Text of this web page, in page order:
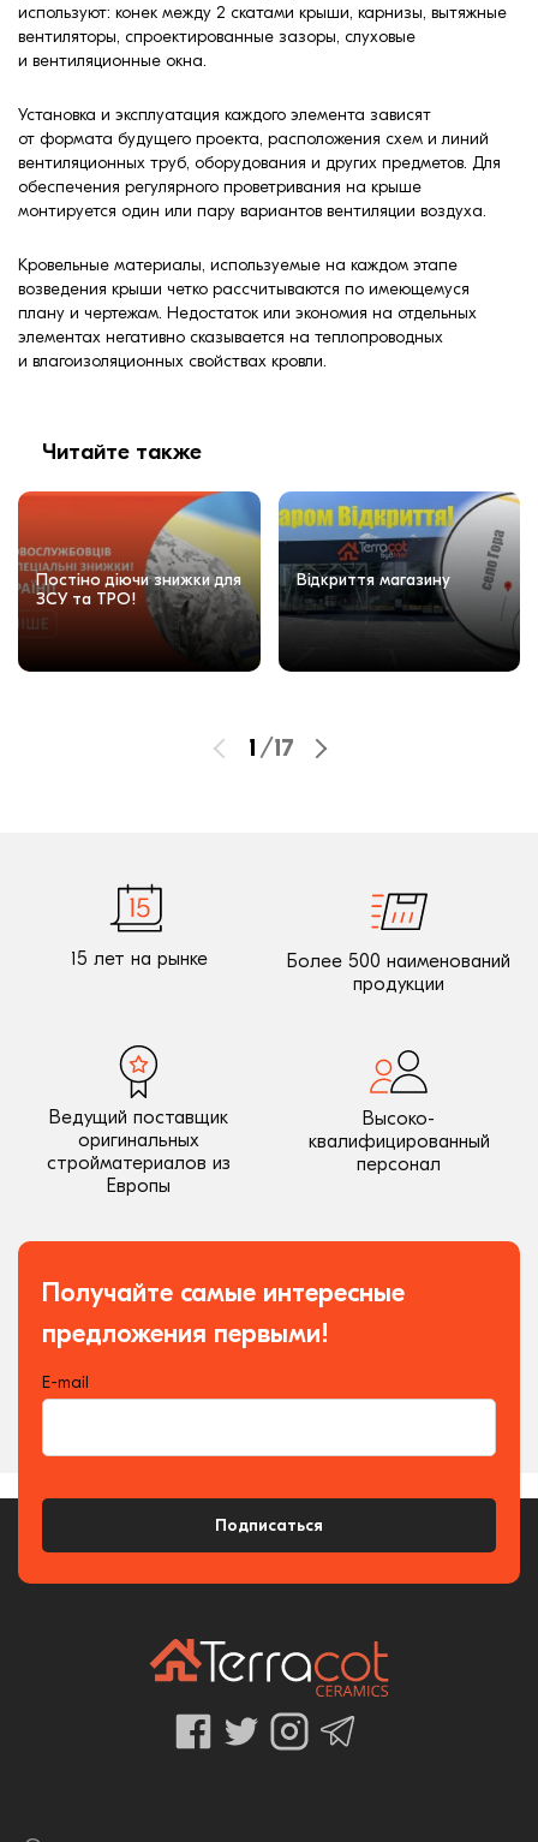
используют: конек между 2 скатами крыши, карнизы, вытяжные
вентиляторы, спроектированные зазоры, слуховые
и вентиляционные окна.
Установка и эксплуатация каждого элемента зависят
от формата будущего проекта, расположения схем и линий
вентиляционных труб, оборудования и других предметов. Для
обеспечения регулярного проветривания на крыше
монтируется один или пару вариантов вентиляции воздуха.
Кровельные материалы, используемые на каждом этапе
возведения крыши четко рассчитываются по имеющемуся
плану и чертежам. Недостаток или экономия на отдельных
элементах негативно сказывается на теплопроводных
и влагоизоляционных свойствах кровли.
Читайте также
Постіно діючи знижки для
ЗСУ та ТРО!
Відкриття магазину
1 /17
15 лет на рынке
Более 500 наименований
продукции
Ведущий поставщик
оригинальных
стройматериалов из
Европы
Высоко-
квалифицированный
персонал
Получайте самые интересные
предложения первыми!
E-mail
Подписаться